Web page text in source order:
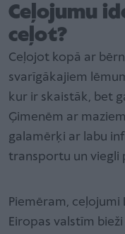
Ceļojumu
ceļot?
Ceļojot kopā ar
svarīgākajiem
kur ir skaistāk, bet
Ģimenēm ar
galamērķi ar labu
transportu un viegli
Piemēram, ceļojumi
Eiropas valstīm